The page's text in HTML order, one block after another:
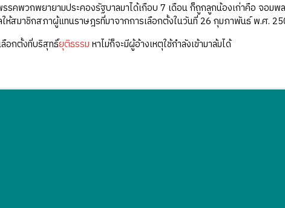
รคพวกพยายามประคองรัฐบาลมาได้เกือบ 7 เดือน ก็ถูกลูกน้องเก่าคือ จอม
ให้สมาชิกสภาผู้แทนราษฎรที่มาจากการเลือกตั้งในวันที่ 26 กุมภาพันธ์ พ.ศ.
อกตั้งที่บริสุทธิ์ยุติธรรม หาไม่ก็จะมีผู้อ้างเหตุใช้กำลังเข้ามาล้มได้